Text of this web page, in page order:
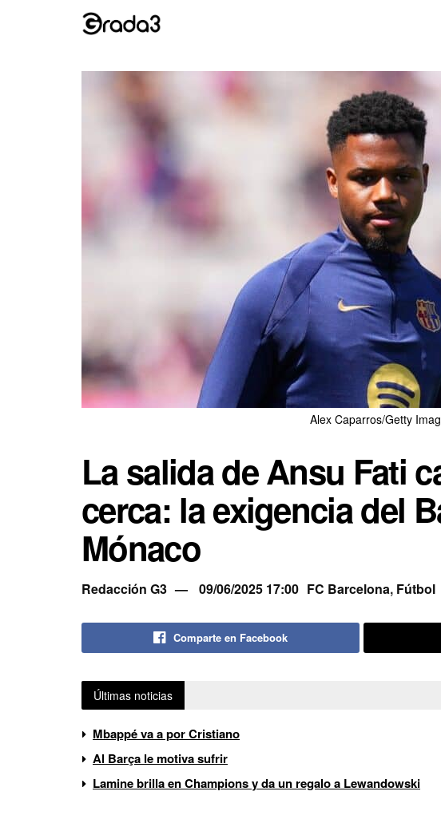
Alex Caparros/Getty
La salida de Ansu Fati
cerca: la exigencia del
Mónaco
Redacción G3 09/06/2025 17:00 FC Barcelona, Fútbol
Comparte en Facebook
Últimas noticias
Mbappé va a por Cristiano
Al Barça le motiva sufrir
Lamine brilla en Champions y da un regalo a Lewandowski